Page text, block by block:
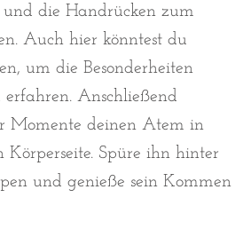
die Handrücken zum
Auch hier könntest du
um die Besonderheiten
Anschließend
Momente deinen Atem in
Körperseite. Spüre ihn hinter
und genieße sein Kommen